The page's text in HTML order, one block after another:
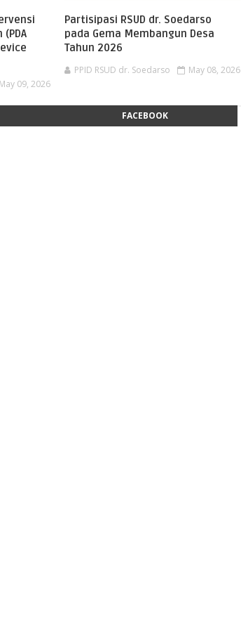
May 09, 2026
Partisipasi RSUD dr. Soedarso
pada Gema Membangun Desa
Tahun 2026
PPID RSUD dr. Soedarso May 08, 2026
FACEBOOK